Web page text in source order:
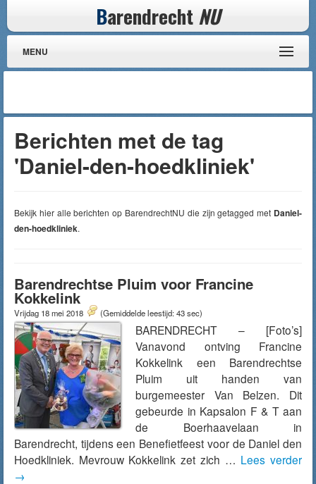
Barendrecht NU
MENU
Berichten met de tag
'Daniel-den-hoedkliniek'
Bekijk hier alle berichten op BarendrechtNU die zijn getagged met Daniel-
den-hoedkliniek.
Barendrechtse Pluim voor Francine
Kokkelink
Vrijdag 18 mei 2018 (Gemiddelde leestijd: 43 sec)
BARENDRECHT – [Foto’s]
Vanavond ontving Francine
Kokkelink een Barendrechtse
Pluim uit handen van
burgemeester Van Belzen. Dit
gebeurde in Kapsalon F & T aan
de Boerhaavelaan in
Barendrecht, tijdens een Benefietfeest voor de Daniel den
Hoedkliniek. Mevrouw Kokkelink zet zich … Lees verder
→